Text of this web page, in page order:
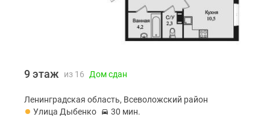
9 этаж из 16 Дом сдан
Ленинградская область, Всеволожский район
Улица Дыбенко
30 мин.